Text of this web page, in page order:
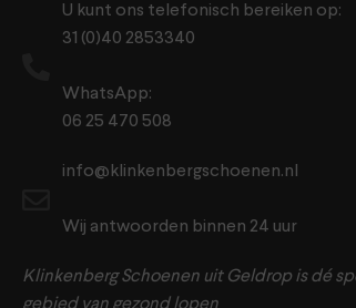
U kunt ons telefonisch bereiken op:
31 (0)40 2853340
WhatsApp:
06 25 470 508
info@klinkenbergschoenen.nl
Wij antwoorden binnen 24 uur
Klinkenberg Schoenen uit Geldrop is dé
gebied van gezond lopen